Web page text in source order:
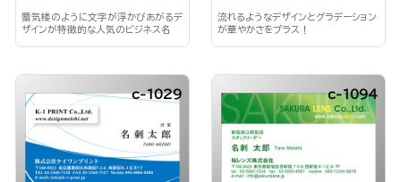
蜃気楼のように文字が浮かびあがるデ
ザインが特徴的な人気のビジネス名
流れるようなデザインとグラデーション
が華やかさをプラス！
c-1029 c-1094